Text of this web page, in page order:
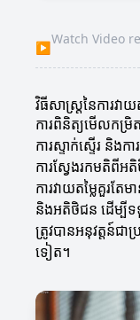
▶
Watch Video
វិធីសាស្ត្រនៃការវាយ
ការពិនិត្យមើលកម្រិ
ការស្ទាក់ស្ទើរ និងក
ការស្វែងរកមតិពីអ
ការវាយតម្លៃគួរត
និងអតិថិជន ដើម្បី
ត្រូវបានអនុវត្តន៍ជា
ទៀត។